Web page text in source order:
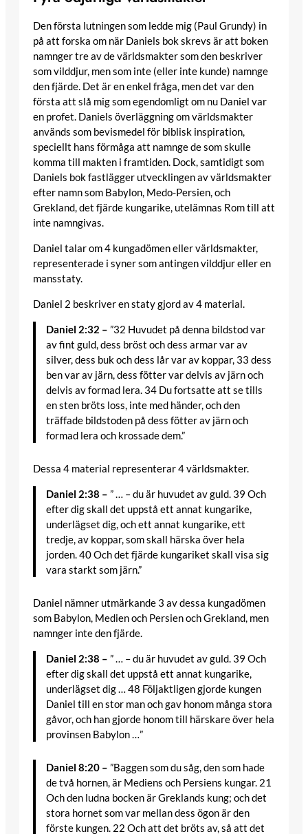
Den första lutningen som ledde mig (Paul Grundy) in
på att forska om när Daniels bok skrevs är att boken
namnger tre av de världsmakter som den beskriver
som vilddjur, men som inte (eller inte kunde) namnge
den fjärde. Det är en enkel fråga, men det var den
första att slå mig som egendomligt om nu Daniel var
en profet. Daniels överläggning om världsmakter
används som bevismedel för biblisk inspiration,
speciellt hans förmåga att namnge de som skulle
komma till makten i framtiden. Dock, samtidigt som
Daniels bok fastlägger utvecklingen av världsmakter
efter namn som Babylon, Medo-Persien, och
Grekland, det fjärde kungarike, utelämnas Rom till att
inte namngivas.
Daniel talar om 4 kungadömen eller världsmakter,
representerade i syner som antingen vilddjur eller en
mansstaty.
Daniel 2 beskriver en staty gjord av 4 material.
Daniel 2:32 – ”32 Huvudet på denna bildstod var
av fint guld, dess bröst och dess armar var av
silver, dess buk och dess lår var av koppar, 33 dess
ben var av järn, dess fötter var delvis av järn och
delvis av formad lera. 34 Du fortsatte att se tills
en sten bröts loss, inte med händer, och den
träffade bildstoden på dess fötter av järn och
formad lera och krossade dem.”
Dessa 4 material representerar 4 världsmakter.
Daniel 2:38 – ” … – du är huvudet av guld. 39 Och
efter dig skall det uppstå ett annat kungarike,
underlägset dig, och ett annat kungarike, ett
tredje, av koppar, som skall härska över hela
jorden. 40 Och det fjärde kungariket skall visa sig
vara starkt som järn.”
Daniel nämner utmärkande 3 av dessa kungadömen
som Babylon, Medien och Persien och Grekland, men
namnger inte den fjärde.
Daniel 2:38 – ” … – du är huvudet av guld. 39 Och
efter dig skall det uppstå ett annat kungarike,
underlägset dig … 48 Följaktligen gjorde kungen
Daniel till en stor man och gav honom många stora
gåvor, och han gjorde honom till härskare över hela
provinsen Babylon …”
Daniel 8:20 – ”Baggen som du såg, den som hade
de två hornen, är Mediens och Persiens kungar. 21
Och den ludna bocken är Greklands kung; och det
stora hornet som var mellan dess ögon är den
förste kungen. 22 Och att det bröts av, så att det